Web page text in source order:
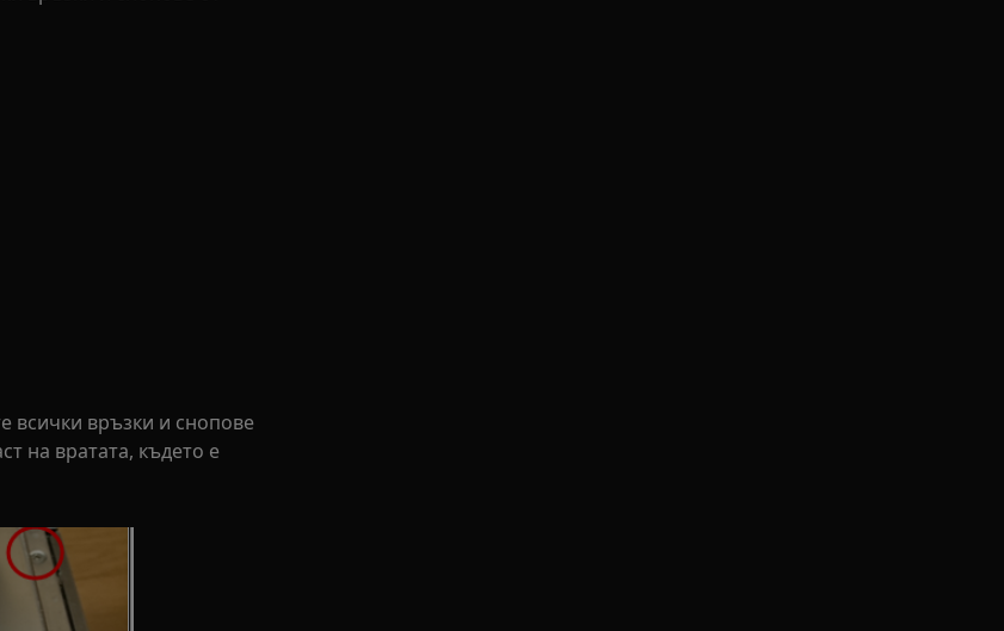
всички връзки и снопове
на вратата, където е